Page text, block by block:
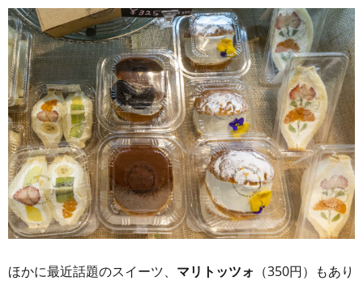
ほかに最近話題のスイーツ、 マリトッツォ （350円）もあり